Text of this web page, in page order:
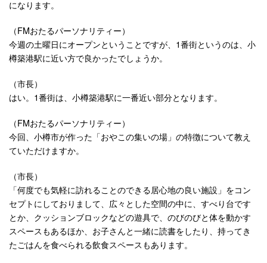
になります。
（FMおたるパーソナリティー）
今週の土曜日にオープンということですが、1番街というのは、小
樽築港駅に近い方で良かったでしょうか。
（市長）
はい。1番街は、小樽築港駅に一番近い部分となります。
（FMおたるパーソナリティー）
今回、小樽市が作った「おやこの集いの場」の特徴について教え
ていただけますか。
（市長）
「何度でも気軽に訪れることのできる居心地の良い施設」をコン
セプトにしておりまして、広々とした空間の中に、すべり台です
とか、クッションブロックなどの遊具で、のびのびと体を動かす
スペースもあるほか、お子さんと一緒に読書をしたり、持ってき
たごはんを食べられる飲食スペースもあります。